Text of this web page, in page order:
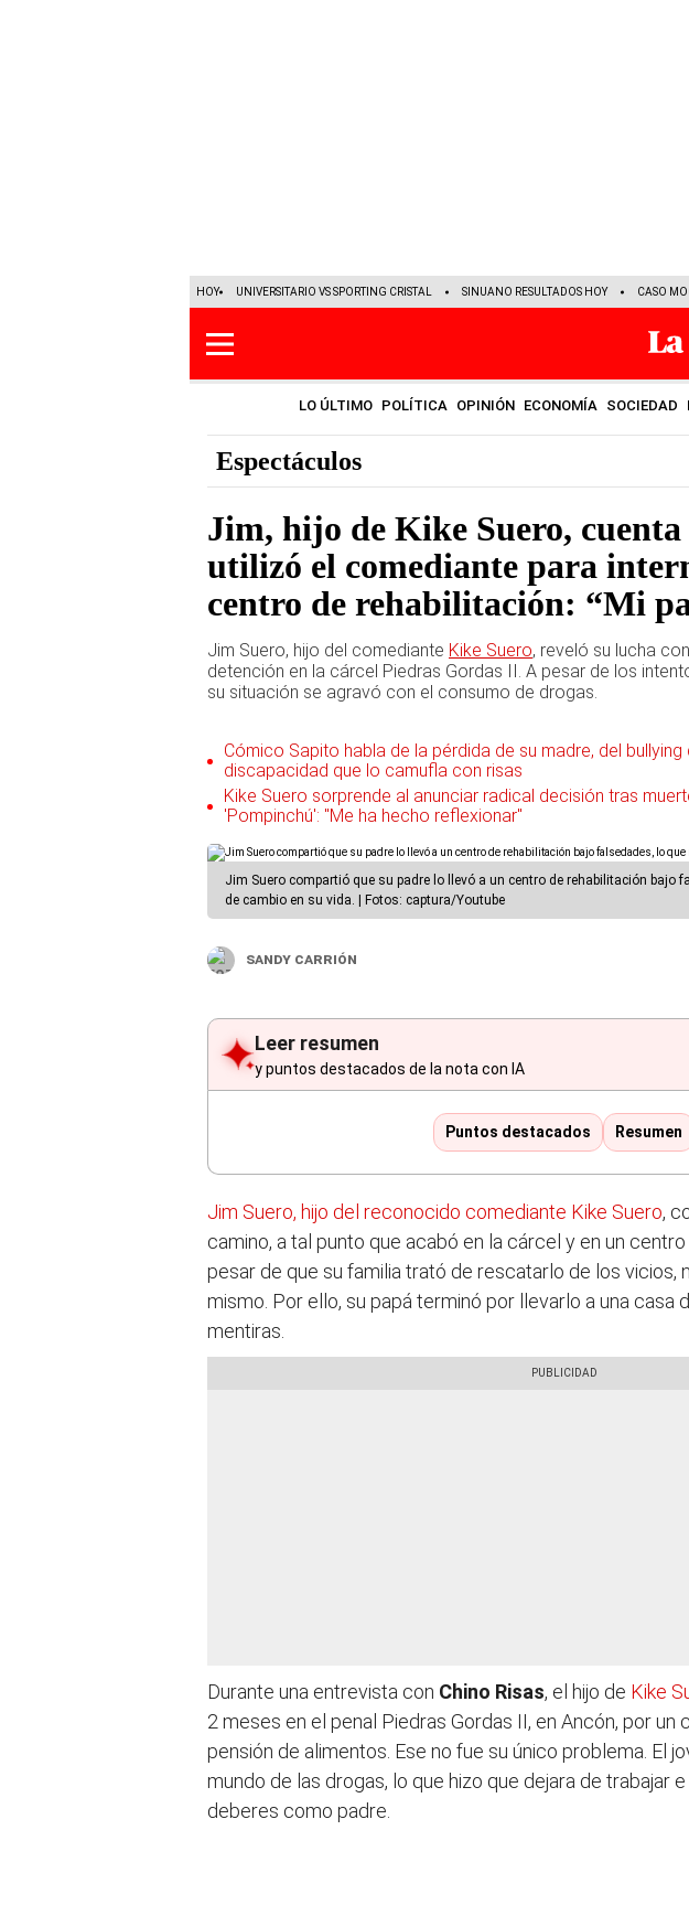
HOY UNIVERSITARIO VS SPORTING CRISTAL SINUANO RESULTADOS HOY CASO
LO ÚLTIMO POLÍTICA OPINIÓN ECONOMÍA SOCIEDAD
Espectáculos
Jim, hijo de Kike Suero,
utilizó el comediante para
centro de rehabilitación: “Mi
Jim Suero, hijo del comediante Kike Suero, reveló su lucha
detención en la cárcel Piedras Gordas II. A pesar de los
su situación se agravó con el consumo de drogas.
Cómico Sapito habla de la pérdida de su madre, del bullying
discapacidad que lo camufla con risas
Kike Suero sorprende al anunciar radical decisión tras
'Pompinchú': "Me ha hecho reflexionar"
Jim Suero compartió que su padre lo llevó a un centro de rehabilitación bajo
de cambio en su vida. | Fotos: captura/Youtube
Sandy Carrión
Leer resumen
y puntos destacados de la nota con IA
Puntos destacados Resumen
Jim Suero, hijo del reconocido comediante Kike Suero,
camino, a tal punto que acabó en la cárcel y en un
pesar de que su familia trató de rescatarlo de los vicios,
mismo. Por ello, su papá terminó por llevarlo a una casa
mentiras.
Durante una entrevista con Chino Risas, el hijo de Kike
2 meses en el penal Piedras Gordas II, en Ancón, por un
pensión de alimentos. Ese no fue su único problema. El
mundo de las drogas, lo que hizo que dejara de trabajar
deberes como padre.